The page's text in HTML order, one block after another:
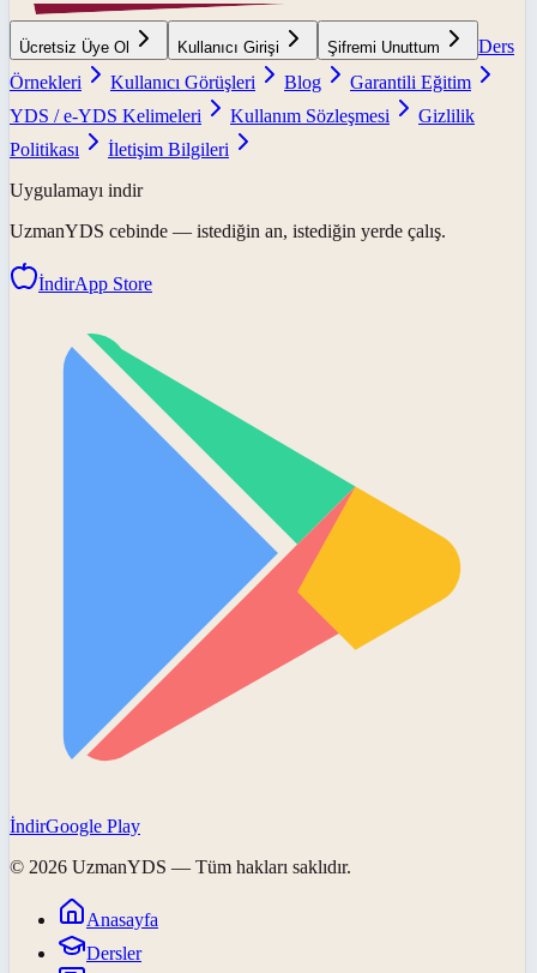
Ücretsiz Üye Ol Kullanıcı Girişi Şifremi Unuttum
Ders
Örnekleri
Kullanıcı Görüşleri Blog
Garantili Eğitim
YDS / e-YDS Kelimeleri
Kullanım Sözleşmesi
Gizlilik
Politikası
İletişim Bilgileri
Uygulamayı indir
UzmanYDS cebinde — istediğin an, istediğin yerde çalış.
İndirApp Store
İndirGoogle Play
© 2026 UzmanYDS — Tüm hakları saklıdır.
Anasayfa
Dersler